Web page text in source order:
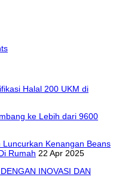
Halal 200 UKM di
ke Lebih dari 9600
Kenangan Beans
Rumah 22 Apr 2025
INOVASI DAN